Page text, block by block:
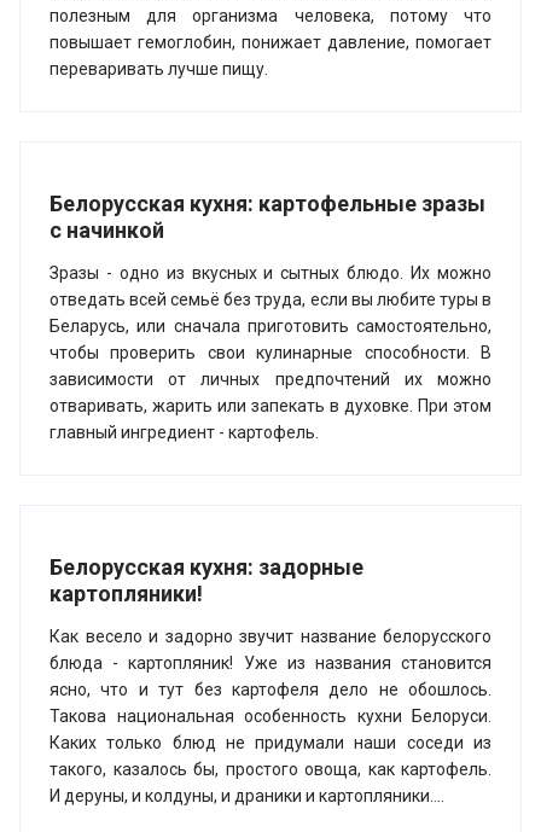
полезным для организма человека, потому что
повышает гемоглобин, понижает давление, помогает
переваривать лучше пищу.
Белорусская кухня: картофельные зразы
с начинкой
Зразы - одно из вкусных и сытных блюдо. Их можно
отведать всей семьё без труда, если вы любите туры в
Беларусь, или сначала приготовить самостоятельно,
чтобы проверить свои кулинарные способности. В
зависимости от личных предпочтений их можно
отваривать, жарить или запекать в духовке. При этом
главный ингредиент - картофель.
Белорусская кухня: задорные
картопляники!
Как весело и задорно звучит название белорусского
блюда - картопляник! Уже из названия становится
ясно, что и тут без картофеля дело не обошлось.
Такова национальная особенность кухни Белоруси.
Каких только блюд не придумали наши соседи из
такого, казалось бы, простого овоща, как картофель.
И деруны, и колдуны, и драники и картопляники....